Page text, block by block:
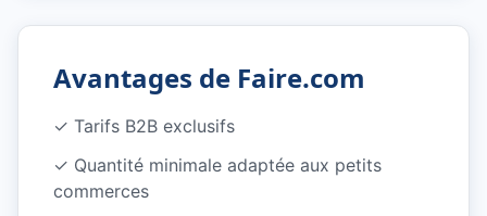
Avantages de Faire.com
✓ Tarifs B2B exclusifs
✓ Quantité minimale adaptée aux petits
commerces